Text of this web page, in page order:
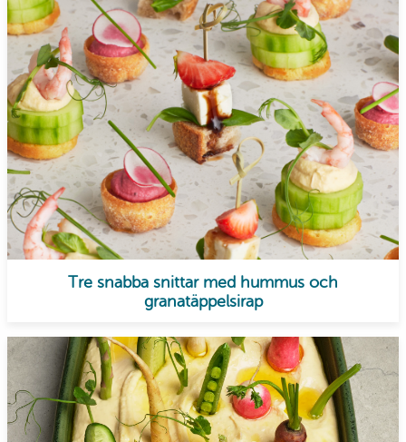
Tre snabba snittar med hummus och
granatäppelsirap